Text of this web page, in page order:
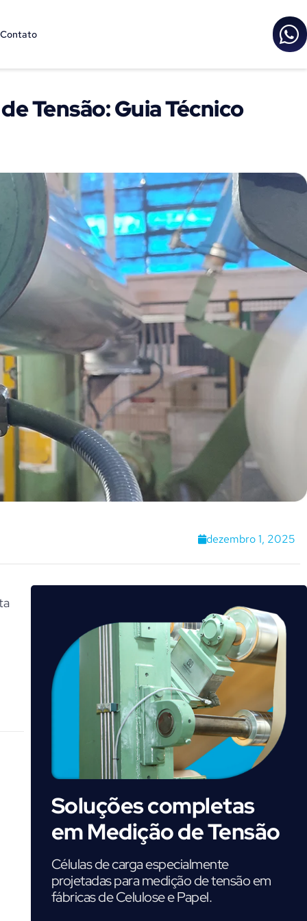
Contato
Tensão: Guia Técnico
dezembro 1, 2025
Soluções completas
em Medição de Tensão
Células de carga especialmente
projetadas para medição de tensão em
fábricas de Celulose e Papel.